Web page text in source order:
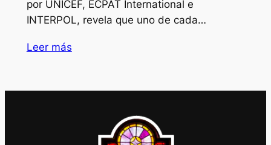
por UNICEF, ECPAT International e
INTERPOL, revela que uno de cada…
Leer más